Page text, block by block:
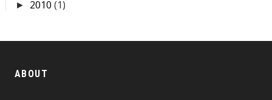
► 2010 (1)
ABOUT